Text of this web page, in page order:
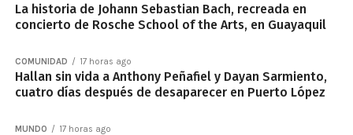
La historia de Johann Sebastian Bach, recreada en
concierto de Rosche School of the Arts, en Guayaquil
COMUNIDAD 17 horas ago
Hallan sin vida a Anthony Peñafiel y Dayan Sarmiento,
cuatro días después de desaparecer en Puerto López
MUNDO 17 horas ago